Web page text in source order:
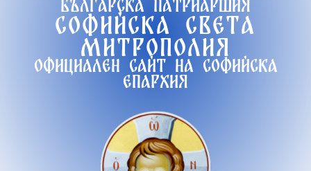
Българска патриаршия
Софийска света
митрополия
Официален сайт на софийска
епархия